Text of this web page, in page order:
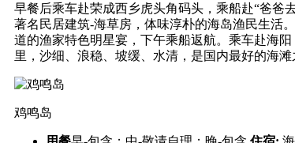
早餐后乘车赴荣成西乡虎头角码头，乘船赴“爸爸
著名民居建筑-海草房，体味淳朴的海岛渔民生活
道的渔家特色明星宴，下午乘船返航。乘车赴海
里，沙细、浪稳、坡缓、水清，是国内最好的海
鸡鸣岛